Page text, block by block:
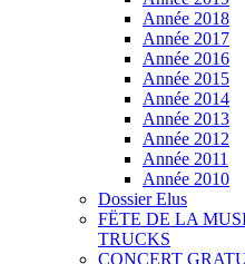
Année 2018
Année 2017
Année 2016
Année 2015
Année 2014
Année 2013
Année 2012
Année 2011
Année 2010
Dossier Elus
FËTE DE LA
TRUCKS
CONCERT